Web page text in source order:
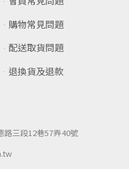
購物常見問題
配送取貨問題
退換貨及退款
路三段12巷57弄40號